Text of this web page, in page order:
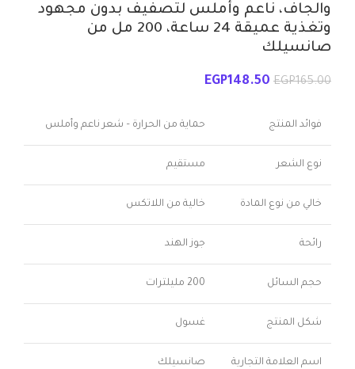
والجاف، ناعم وأملس لتصفيف بدون مجهود
وتغذية عميقة 24 ساعة، 200 مل من
صانسيلك
EGP165.00
EGP148.50
فوائد المنتج حماية من الحرارة – شعر ناعم وأملس
نوع الشعر مستقيم
خالي من نوع المادة خالية من اللاتكس
رائحة جوز الهند
حجم السائل 200 مليلترات
شكل المنتج غسول
اسم العلامة التجارية صانسيلك